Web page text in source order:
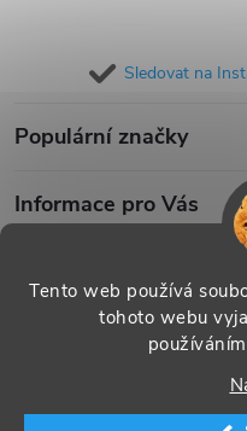
Tento web používá
tohoto webu
Sledovat na
Populární značky
Informace pro Vás
Copyright 2026